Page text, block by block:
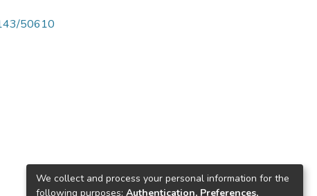
50610
We collect and process your personal information for the
following purposes: Authentication, Preferences,